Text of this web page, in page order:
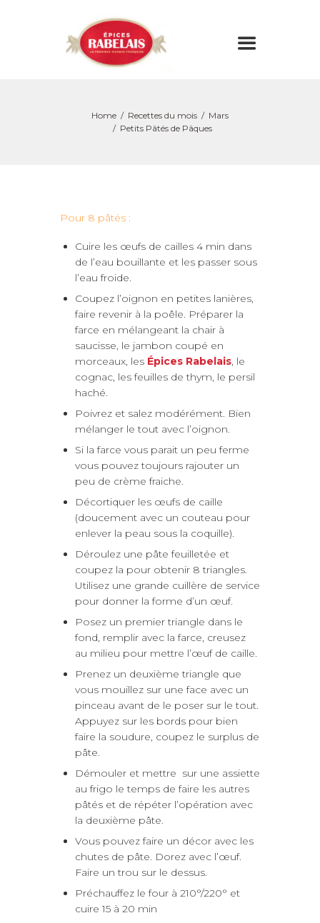
Home Recettes du mois
Mars
Petits Pâtés de Pâques
Pour 8 pâtés :
Cuire les œufs de cailles 4 min dans
de l’eau bouillante et les passer sous
l’eau froide.
Coupez l’oignon en petites lanières,
faire revenir à la poêle. Préparer la
farce en mélangeant la chair à
saucisse, le jambon coupé en
morceaux, les Épices Rabelais, le
cognac, les feuilles de thym, le persil
haché.
Poivrez et salez modérément. Bien
mélanger le tout avec l’oignon.
Si la farce vous parait un peu ferme
vous pouvez toujours rajouter un
peu de crème fraiche.
Décortiquer les œufs de caille
(doucement avec un couteau pour
enlever la peau sous la coquille).
Déroulez une pâte feuilletée et
coupez la pour obtenir 8 triangles.
Utilisez une grande cuillère de service
pour donner la forme d’un œuf.
Posez un premier triangle dans le
fond, remplir avec la farce, creusez
au milieu pour mettre l’œuf de caille.
Prenez un deuxième triangle que
vous mouillez sur une face avec un
pinceau avant de le poser sur le tout.
Appuyez sur les bords pour bien
faire la soudure, coupez le surplus de
pâte.
Démouler et mettre sur une assiette
au frigo le temps de faire les autres
pâtés et de répéter l’opération avec
la deuxième pâte.
Vous pouvez faire un décor avec les
chutes de pâte. Dorez avec l’œuf.
Faire un trou sur le dessus.
Préchauffez le four à 210°/220° et
cuire 15 à 20 min